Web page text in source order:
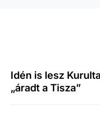
Idén is lesz
„áradt a Tisza”